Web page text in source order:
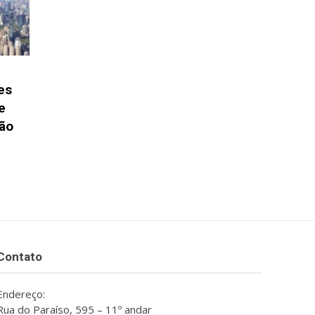
do Paraíso, 595 – 11º andar